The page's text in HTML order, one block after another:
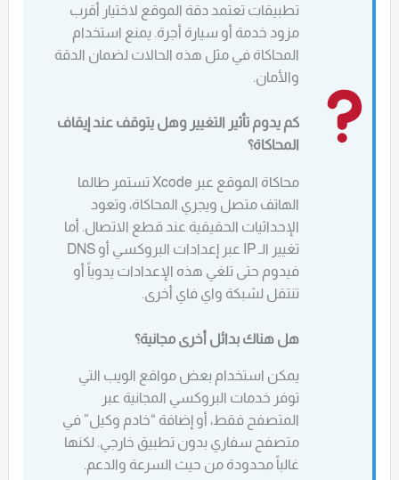
تطبيقات تعتمد دقة الموقع لاختيار أقرب
مزود خدمة أو سيارة أجرة. يمنع استخدام
المحاكاة في مثل هذه الحالات لضمان الدقة
والأمان.
كم يدوم تأثير التغيير وهل يتوقف عند إيقاف
المحاكاة؟
محاكاة الموقع عبر Xcode تستمر طالما
الهاتف متصل ويجري المحاكاة، وتعود
الإحداثيات الحقيقية عند قطع الاتصال. أما
تغيير الـ IP عبر إعدادات البروكسي أو DNS
فيدوم حتى تلغي هذه الإعدادات يدوياً أو
تنتقل لشبكة واي فاي أخرى.
هل هناك بدائل أخرى مجانية؟
يمكن استخدام بعض مواقع الويب التي
توفر خدمات البروكسي المجانية عبر
المتصفح فقط، أو إضافة “خادم وكيل” في
متصفح سفاري بدون تطبيق خارجي. لكنها
غالباً محدودة من حيث السرعة والدعم.